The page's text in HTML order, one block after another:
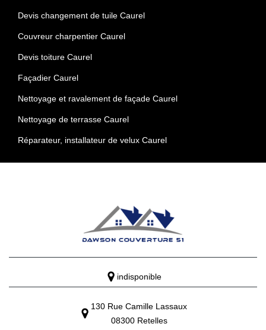
Devis changement de tuile Caurel
Couvreur charpentier Caurel
Devis toiture Caurel
Façadier Caurel
Nettoyage et ravalement de façade Caurel
Nettoyage de terrasse Caurel
Réparateur, installateur de velux Caurel
indisponible
130 Rue Camille Lassaux
08300 Retelles